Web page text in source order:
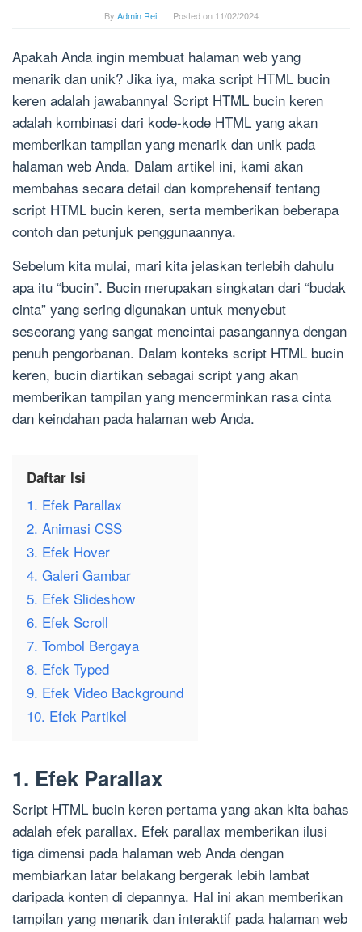
By Admin Rei Posted on 11/02/2024
Apakah Anda ingin membuat halaman web yang
menarik dan unik? Jika iya, maka script HTML bucin
keren adalah jawabannya! Script HTML bucin keren
adalah kombinasi dari kode-kode HTML yang akan
memberikan tampilan yang menarik dan unik pada
halaman web Anda. Dalam artikel ini, kami akan
membahas secara detail dan komprehensif tentang
script HTML bucin keren, serta memberikan beberapa
contoh dan petunjuk penggunaannya.
Sebelum kita mulai, mari kita jelaskan terlebih dahulu
apa itu “bucin”. Bucin merupakan singkatan dari “budak
cinta” yang sering digunakan untuk menyebut
seseorang yang sangat mencintai pasangannya dengan
penuh pengorbanan. Dalam konteks script HTML bucin
keren, bucin diartikan sebagai script yang akan
memberikan tampilan yang mencerminkan rasa cinta
dan keindahan pada halaman web Anda.
Daftar Isi
1. Efek Parallax
2. Animasi CSS
3. Efek Hover
4. Galeri Gambar
5. Efek Slideshow
6. Efek Scroll
7. Tombol Bergaya
8. Efek Typed
9. Efek Video Background
10. Efek Partikel
1. Efek Parallax
Script HTML bucin keren pertama yang akan kita bahas
adalah efek parallax. Efek parallax memberikan ilusi
tiga dimensi pada halaman web Anda dengan
membiarkan latar belakang bergerak lebih lambat
daripada konten di depannya. Hal ini akan memberikan
tampilan yang menarik dan interaktif pada halaman web